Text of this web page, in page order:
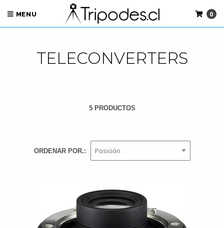
MENU 0
TELECONVERTERS
5 PRODUCTOS
ORDENAR POR.: